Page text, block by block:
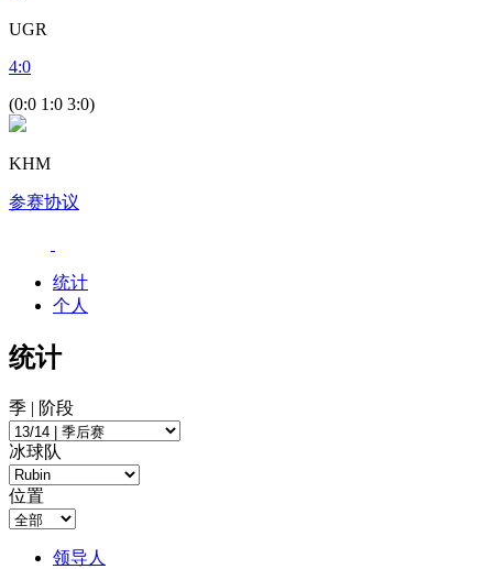
UGR
4:0
(0:0 1:0 3:0)
KHM
参赛协议
统计
个人
统计
季 | 阶段
冰球队
位置
领导人